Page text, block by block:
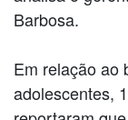
Barbosa.
Em relação ao
adolescentes,